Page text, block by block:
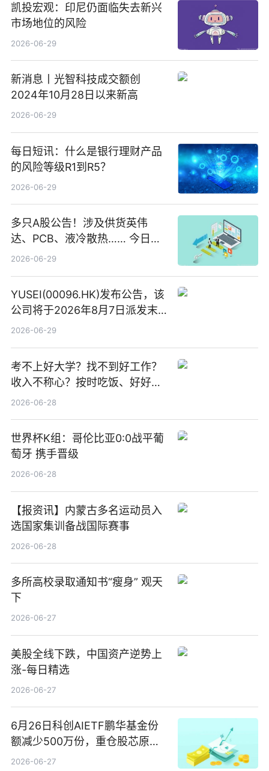
凯投宏观：印尼仍面临失去新兴
市场地位的风险
2026-06-29
新消息丨光智科技成交额创
2024年10月28日以来新高
2026-06-29
每日短讯：什么是银行理财产品
的风险等级R1到R5？
2026-06-29
多只A股公告！涉及供货英伟
达、PCB、液冷散热…… 今日快
讯
2026-06-29
YUSEI(00096.HK)发布公告，该
公司将于2026年8月7日派发末
期股息每股人民币0.013元 每日
2026-06-29
考不上好大学？找不到好工作？
收入不称心？按时吃饭、好好睡
觉
2026-06-28
世界杯K组：哥伦比亚0:0战平葡
萄牙 携手晋级
2026-06-28
【报资讯】内蒙古多名运动员入
选国家集训备战国际赛事
2026-06-28
多所高校录取通知书“瘦身” 观天
下
2026-06-27
美股全线下跌，中国资产逆势上
涨-每日精选
2026-06-27
6月26日科创AIETF鹏华基金份
额减少500万份，重仓股芯原股
份、寒武纪、澜起科技 观速讯
2026-06-27